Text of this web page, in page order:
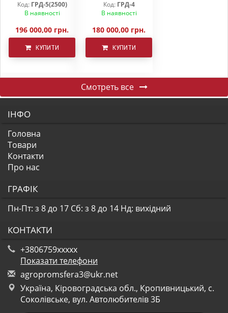
Код: ГРД-5(2500)
В наявності
196 000,00 грн.
КУПИТИ
Код: ГРД-4
В наявності
180 000,00 грн.
КУПИТИ
Смотреть все
ІНФО
Головна
Товари
Контакти
Про нас
ГРАФІК
Пн-Пт: з 8 до 17 Сб: з 8 до 14 Нд: вихідний
КОНТАКТИ
+3806759xxxxx
Показати телефони
agropromsfera3@ukr.net
Україна, Кіровоградська обл., Кропивницький, с.
Соколівське, вул. Автолюбителів 3Б